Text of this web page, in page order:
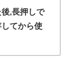
,長押しで
してから使